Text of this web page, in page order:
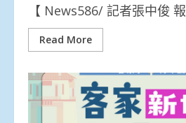
【 News586/ 記者張中俊 報
Read More